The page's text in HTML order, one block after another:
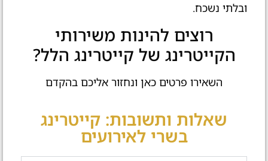
ובלתי נשכח.
רוצים להינות משירותי
הקייטרינג של קייטרינג הלל?
השאירו פרטים כאן ונחזור אליכם בהקדם
שאלות ותשובות: קייטרינג
בשרי לאירועים